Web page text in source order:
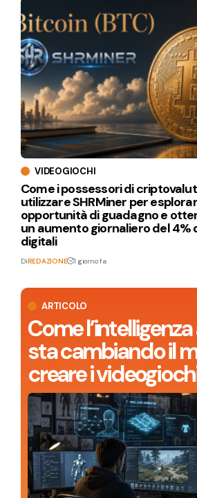
ARTICOLO
Come
sta cambiando il
creare i
VIDEOGIOCHI
Come i possessori di
utilizzare SHRMiner per
opportunità di guadagno e
un aumento giornaliero del 4%
digitali
DiREDAZIONE 1 giorno fa